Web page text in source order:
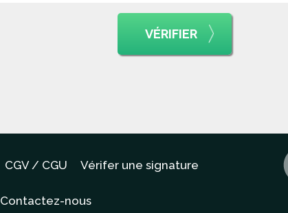
VÉRIFIER
CGV / CGU Vérifer une signature
Contactez-nous